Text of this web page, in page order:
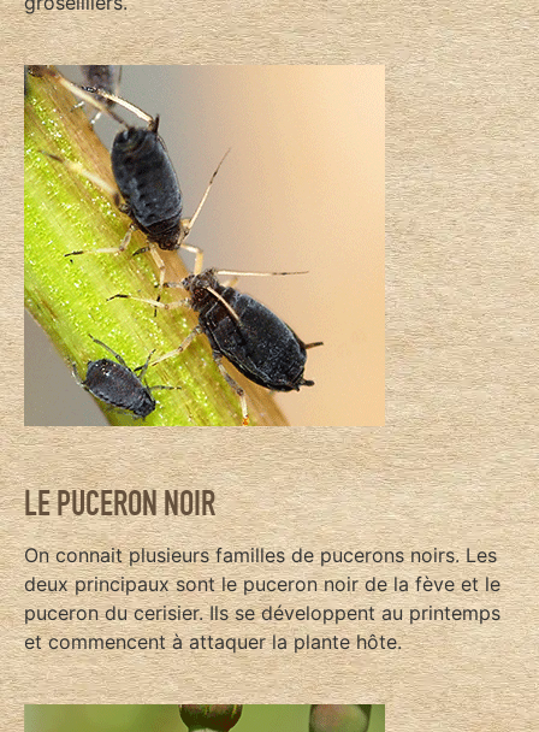
LE PUCERON NOIR
On connait plusieurs familles de pucerons noirs. Les
deux principaux sont le puceron noir de la fève et le
puceron du cerisier. Ils se développent au printemps
et commencent à attaquer la plante hôte.